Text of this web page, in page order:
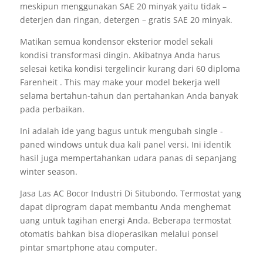
meskipun menggunakan SAE 20 minyak yaitu tidak –
deterjen dan ringan, detergen – gratis SAE 20 minyak.
Matikan semua kondensor eksterior model sekali
kondisi transformasi dingin. Akibatnya Anda harus
selesai ketika kondisi tergelincir kurang dari 60 diploma
Farenheit . This may make your model bekerja well
selama bertahun-tahun dan pertahankan Anda banyak
pada perbaikan.
Ini adalah ide yang bagus untuk mengubah single -
paned windows untuk dua kali panel versi. Ini identik
hasil juga mempertahankan udara panas di sepanjang
winter season.
Jasa Las AC Bocor Industri Di Situbondo. Termostat yang
dapat diprogram dapat membantu Anda menghemat
uang untuk tagihan energi Anda. Beberapa termostat
otomatis bahkan bisa dioperasikan melalui ponsel
pintar smartphone atau computer.